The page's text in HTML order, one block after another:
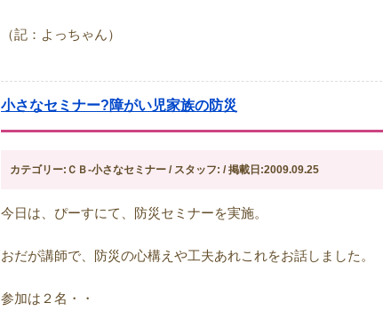
（記：よっちゃん）
小さなセミナー?障がい児家族の防災
カテゴリー:ＣＢ-小さなセミナー / スタッフ: / 掲載日:2009.09.25
今日は、ぴーすにて、防災セミナーを実施。
おだが講師で、防災の心構えや工夫あれこれをお話しました。
参加は２名・・